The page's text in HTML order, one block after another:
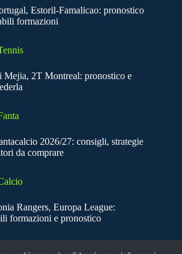
Estoril-Famalicao: pronostico
formazioni
Mejia, 2T Montreal: pronostico e
2026/27: consigli, strategie
da comprare
Rangers, Europa League:
formazioni e pronostico